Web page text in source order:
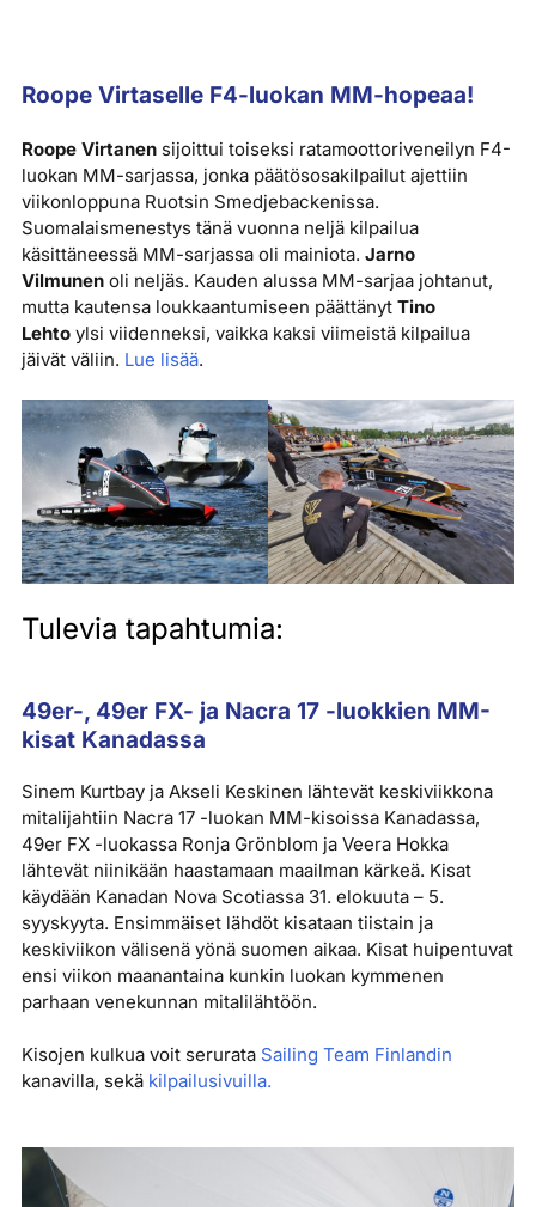
Roope Virtaselle F4-luokan MM-hopeaa!
Roope Virtanensijoittui toiseksi ratamoottoriveneilyn F4-
luokan MM-sarjassa, jonka päätösosakilpailut ajettiin
viikonloppuna Ruotsin Smedjebackenissa.
Suomalaismenestys tänä vuonna neljä kilpailua
käsittäneessä MM-sarjassa oli mainiota. Jarno
Vilmunenoli neljäs. Kauden alussa MM-sarjaa johtanut,
mutta kautensa loukkaantumiseen päättänyt Tino
Lehtoylsi viidenneksi, vaikka kaksi viimeistä kilpailua
jäivät väliin. Lue lisää.
Tulevia tapahtumia:
49er-, 49er FX- ja Nacra 17 -luokkien MM-
kisat Kanadassa
Sinem Kurtbay ja Akseli Keskinen lähtevät keskiviikkona
mitalijahtiin Nacra 17 -luokan MM-kisoissa Kanadassa,
49er FX -luokassa Ronja Grönblom ja Veera Hokka
lähtevät niinikään haastamaan maailman kärkeä. Kisat
käydään Kanadan Nova Scotiassa 31. elokuuta – 5.
syyskyyta. Ensimmäiset lähdöt kisataan tiistain ja
keskiviikon välisenä yönä suomen aikaa. Kisat huipentuvat
ensi viikon maanantaina kunkin luokan kymmenen
parhaan venekunnan mitalilähtöön.
Kisojen kulkua voit serurataSailing Team Finlandin
kanavilla, sekä kilpailusivuilla.